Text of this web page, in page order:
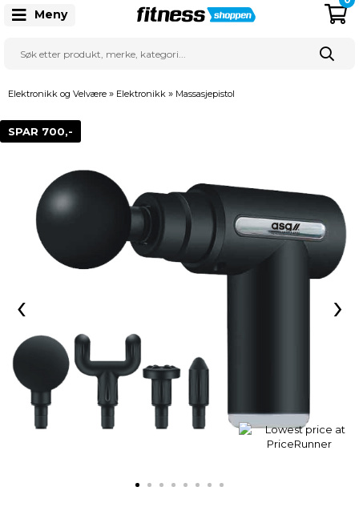
Meny
Elektronikk og Velvære » Elektronikk » Massasjepistol
SPAR 700,-
‹ ›